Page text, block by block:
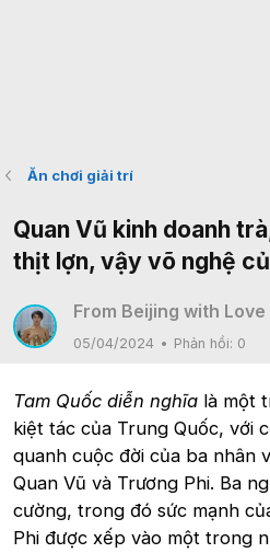
Ăn chơi giải trí
Quan Vũ kinh doanh
thịt lợn, vậy võ nghệ
From Beijing with Love
05/04/2024
Phản hồi: 0
Tam Quốc diễn nghĩa là một
kiệt tác của Trung Quốc, với
quanh cuộc đời của ba nhân
Quan Vũ và Trương Phi. Ba
cường, trong đó sức mạnh
Phi được xếp vào một trong